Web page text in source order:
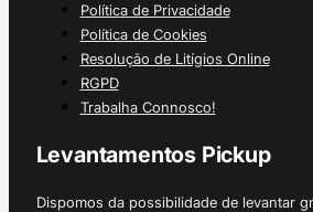
Política de Privacidade
Política de Cookies
Resolução de Litígios Online
RGPD
Trabalha Connosco!
Levantamentos Pickup
Dispomos da possibilidade de levantar